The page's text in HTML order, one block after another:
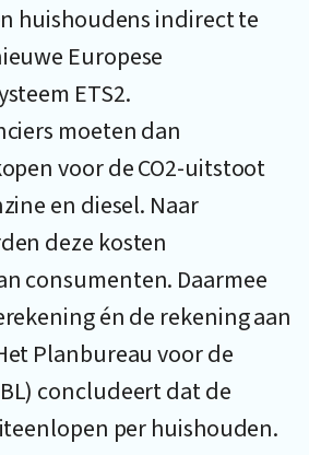
huishoudens indirect te
Europese
ETS2.
moeten dan
voor de CO2-uitstoot
en diesel. Naar
deze kosten
consumenten. Daarmee
én de rekening aan
Planbureau voor de
concludeert dat de
per huishouden.